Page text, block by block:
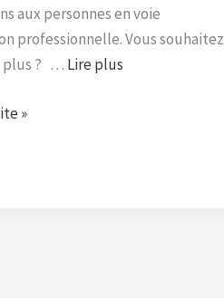
aux personnes en voie
professionnelle. Vous souhaitez
plus ? … Lire plus
»